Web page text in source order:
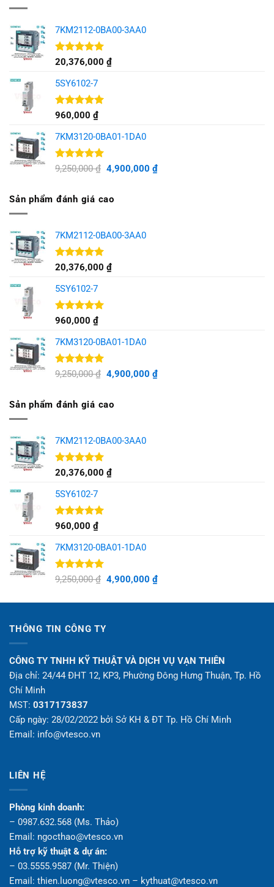
7KM2112-0BA00-3AA0
Được xếp
5 sao
20,376,000 ₫
5SY6102-7
Được xếp
5 sao
960,000 ₫
7KM3120-0BA01-1DA0
Được xếp
9,250,000₫ Giá
9,250,000 ₫.
4,900,000 ₫Giá
Sản phẩm đánh giá cao
7KM2112-0BA00-3AA0
Được xếp
5 sao
20,376,000 ₫
5SY6102-7
Được xếp
5 sao
960,000 ₫
7KM3120-0BA01-1DA0
Được xếp
9,250,000₫ Giá
9,250,000 ₫.
4,900,000 ₫Giá
Sản phẩm đánh giá cao
7KM2112-0BA00-3AA0
Được xếp
5 sao
20,376,000 ₫
5SY6102-7
Được xếp
5 sao
960,000 ₫
7KM3120-0BA01-1DA0
Được xếp
9,250,000₫ Giá
là:
4,900,000 ₫Giá
tại
THÔNG TIN CÔNG TY
CÔNG TY TNHH KỸ THUẬT VÀ DỊCH VỤ VẠN THIÊN
Địa chỉ: 24/44 ĐHT 12, KP3, Phường Đông Hưng Thuận, Tp. Hồ
Chí Minh
MST: 0317173837
Cấp ngày: 28/02/2022 bởi Sở KH & ĐT Tp. Hồ Chí Minh
Email: info@vtesco.vn
LIÊN HỆ
Phòng kinh doanh:
– 0987.632.568 (Ms. Thảo)
Email: ngocthao@vtesco.vn
Hỗ trợ kỹ thuật & dự án:
– 03.5555.9587 (Mr. Thiện)
Email: thien.luong@vtesco.vn – kythuat@vtesco.vn